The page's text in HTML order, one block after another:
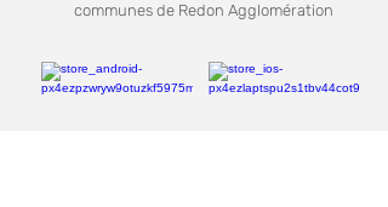
communes de Redon Agglomération